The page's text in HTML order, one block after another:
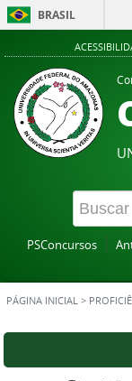
BRASIL
PSConcursos
PÁGINA INICIAL >